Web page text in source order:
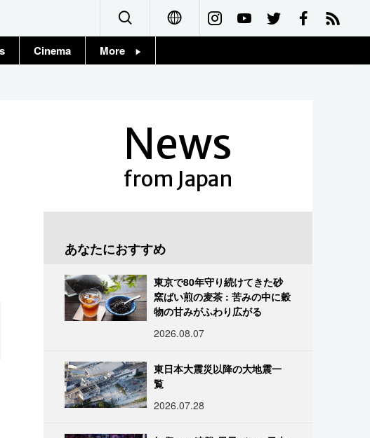
Français
Cinema More
News
from Japan
あなたにおすすめ
東京で80年守り続けてきた砂
窯ばい煎の麦茶 : 苦みの中に穀
物の甘みがふわり広がる
2026.08.07
東日本大震災以降の大地震一
覧
2026.07.28